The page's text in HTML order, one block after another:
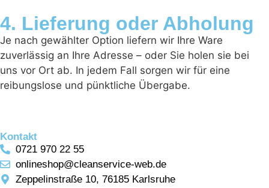
4. Lieferung oder Abholung
Je nach gewählter Option liefern wir Ihre Ware
zuverlässig an Ihre Adresse – oder Sie holen sie bei
uns vor Ort ab. In jedem Fall sorgen wir für eine
reibungslose und pünktliche Übergabe.
Kontakt
0721 970 22 55
onlineshop@cleanservice-web.de
Zeppelinstraße 10, 76185 Karlsruhe